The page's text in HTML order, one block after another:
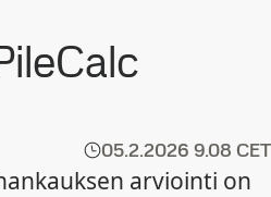
05.2.2026 9.08 CET
arviointi on